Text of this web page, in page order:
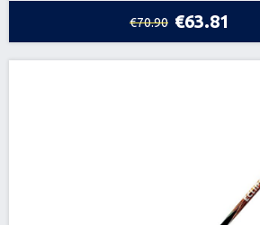
€70.90 €63.81